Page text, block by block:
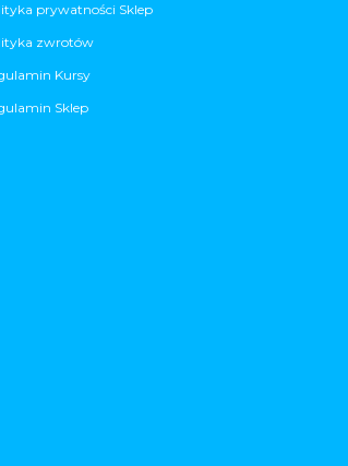
prywatności Sklep
zwrotów
Kursy
Sklep